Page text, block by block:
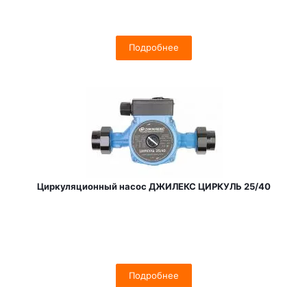
Подробнее
Циркуляционный насос ДЖИЛЕКС ЦИРКУЛЬ 25/40
Подробнее